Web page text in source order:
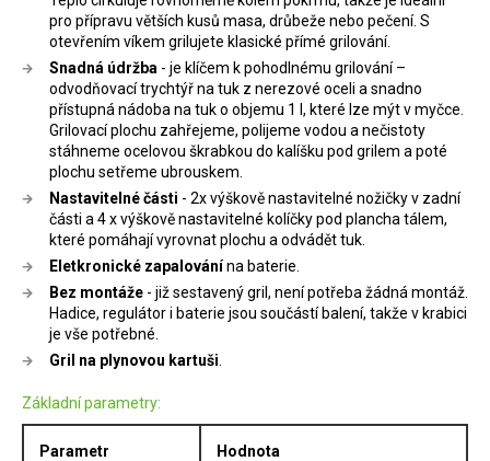
pro přípravu větších kusů masa, drůbeže nebo pečení. S
otevřením víkem grilujete klasické přímé grilování.
Snadná údržba - je klíčem k pohodlnému grilování –
odvodňovací trychtýř na tuk z nerezové oceli a snadno
přístupná nádoba na tuk o objemu 1 l, které lze mýt v myčce.
Grilovací plochu zahřejeme, polijeme vodou a nečistoty
stáhneme ocelovou škrabkou do kalíšku pod grilem a poté
plochu setřeme ubrouskem.
Nastavitelné části - 2x výškově nastavitelné nožičky v zadní
části a 4 x výškově nastavitelné kolíčky pod plancha tálem,
které pomáhají vyrovnat plochu a odvádět tuk.
Eletkronické zapalovánína baterie.
Bez montáže - již sestavený gril, není potřeba žádná montáž.
Hadice, regulátor i baterie jsou součástí balení, takže v krabici
je vše potřebné.
Gril na plynovou kartuši
Základní parametry:
Parametr Hodnota